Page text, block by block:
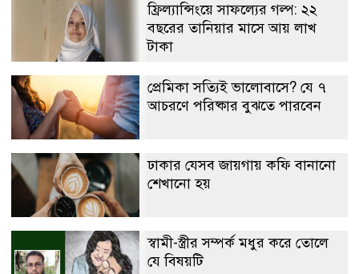
ফ্রিল্যান্সিংয়ে সাফল্যের গল্প: ২২
বছরের তানিয়ার মাসে আয় লাখ
টাকা
প্রেমিকা সত্যিই ভালোবাসে? যে ৭
আচরণে পরিষ্কার বুঝতে পারবেন
ঢাকার যেসব জায়গায় কফি বানানো
শেখানো হয়
স্বামী-স্ত্রীর সম্পর্ক মধুর করে তোলে
যে বিষয়টি